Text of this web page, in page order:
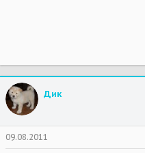
Дик
09.08.2011